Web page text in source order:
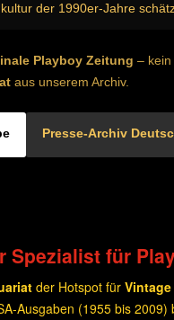
der 1990er-Jahre
Playboy Zeitung – kein
aus unserem Archiv.
Presse-Archiv
Spezialist für
der Hotspot für
Ausgaben (1955 bis